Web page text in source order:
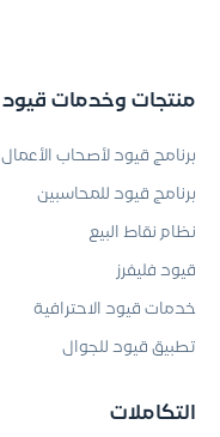
منتجات وخدمات قيود
برنامج قيود لأصحاب الأعمال
برنامج قيود للمحاسبين
نظام نقاط البيع
قيود فليفرز
خدمات قيود الاحترافية
تطبيق قيود للجوال
التكاملات